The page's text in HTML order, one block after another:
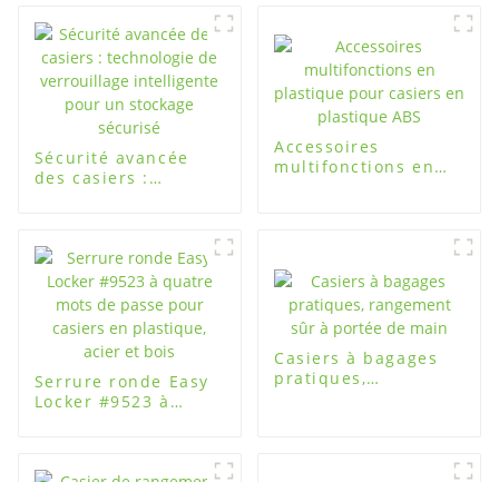
Sécurité avancée
des casiers :
intelligente pour un
stockage sécurisé
Accessoires
multifonctions en
Serrure ronde Easy
Locker #9523 à
Casiers à bagages
pratiques,